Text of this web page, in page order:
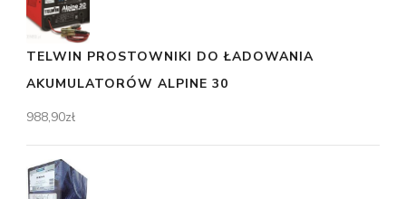
TELWIN PROSTOWNIKI DO ŁADOWANIA
AKUMULATORÓW ALPINE 30
988,90zł